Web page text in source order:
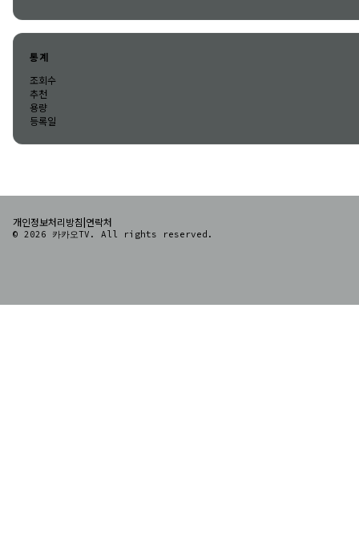
통계
조회수
추천
용량
등록일
개인정보처리방침|연락처
© 2026 카카오TV. All rights reserved.